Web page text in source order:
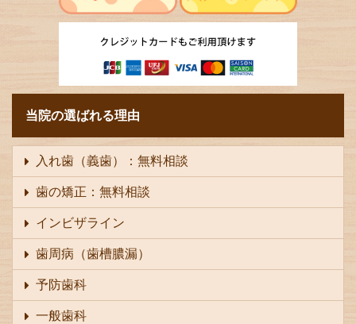
当院の選ばれる理由
入れ歯（義歯）：無料相談
歯の矯正：無料相談
インビザライン
歯周病（歯槽膿漏）
予防歯科
一般歯科